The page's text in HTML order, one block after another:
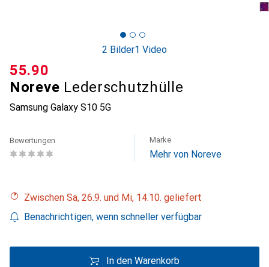
2 Bilder1 Video
Noreve Lederschutzhülle
Samsung Galaxy S10 5G
CHF
55.90
Bewertungen Marke
Mehr von Noreve
Zwischen Sa, 26.9. und Mi, 14.10. geliefert
Benachrichtigen, wenn schneller verfügbar
In den Warenkorb